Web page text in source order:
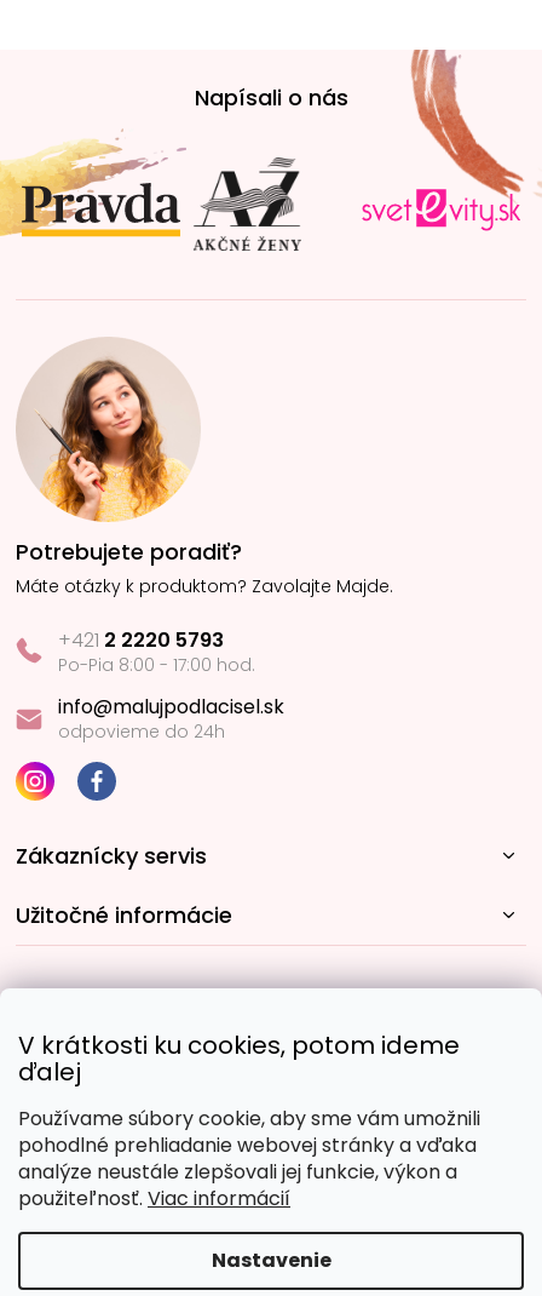
V krátkosti ku cookies, potom ideme
ďalej
Používame súbory cookie, aby sme vám umožnili
pohodlné prehliadanie webovej stránky a vďaka
analýze neustále zlepšovali jej funkcie, výkon a
použiteľnosť. Viac informácií
Nastavenie
t
i
e
Napísali o nás
Potrebujete poradiť?
Máte otázky k produktom? Zavolajte Majde.
+421 2 2220 5793
Po-Pia 8:00 - 17:00 hod.
info@malujpodlacisel.sk
odpovieme do 24h
Zákaznícky servis
Užitočné informácie
Obľúbené spôsoby platby:
Copyright 2026Malujpodlacisel.sk. Všetky práva